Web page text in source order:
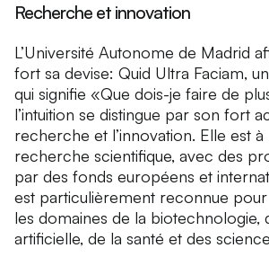
Recherche et innovation
L’Université Autonome de Madrid
fort sa devise: Quid Ultra Faciam,
qui signifie «Que dois-je faire de
l’intuition se distingue par son fort
recherche et l’innovation. Elle est
recherche scientifique, avec des
par des fonds européens et
est particulièrement reconnue pour
les domaines de la biotechnologie,
artificielle, de la santé et des